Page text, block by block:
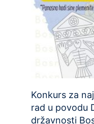
Konkurs za
rad u povodu
državnosti